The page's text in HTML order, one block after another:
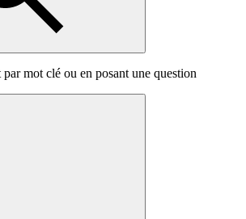
mot clé ou en posant une question